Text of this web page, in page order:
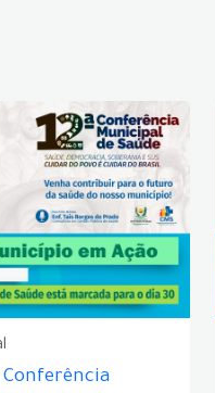
Conferência